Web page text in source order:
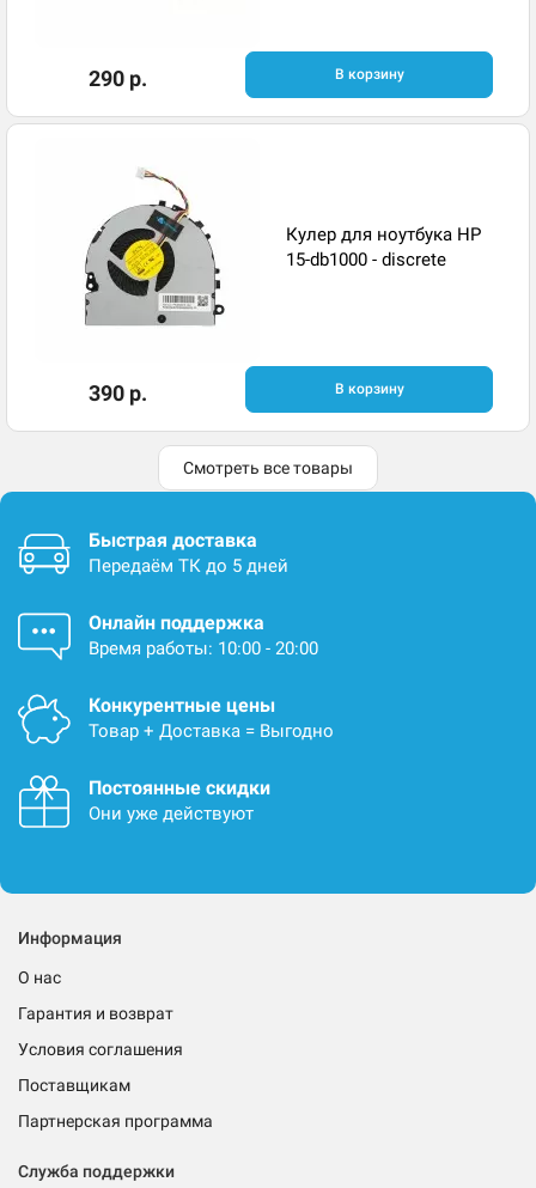
290 р. В корзину
Кулер для ноутбука HP
15-db1000 - discrete
390 р. В корзину
Смотреть все товары
Быстрая доставка
Передаём ТК до 5 дней
Онлайн поддержка
Время работы: 10:00 - 20:00
Конкурентные цены
Товар + Доставка = Выгодно
Постоянные скидки
Они уже действуют
Информация
О нас
Гарантия и возврат
Условия соглашения
Поставщикам
Партнерская программа
Служба поддержки